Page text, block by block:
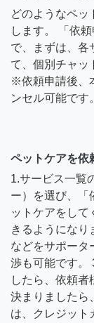
どのようなペッ
します。 「依
で、まずは、各
て、個別チャッ
※依頼申請後、
ンセル可能です。
ペットケアを依
1.サービス一覧
ー）を選び、「
ットケアをして
きるようになり
などをサポータ
渉も可能です。
したら、依頼
決まりましたら
は、クレジット